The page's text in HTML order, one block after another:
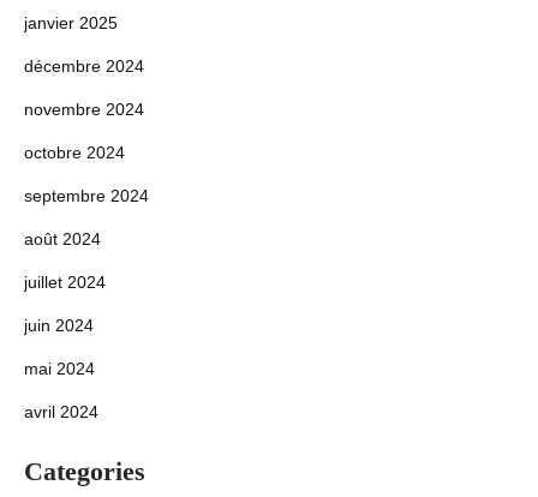
janvier 2025
décembre 2024
novembre 2024
octobre 2024
septembre 2024
août 2024
juillet 2024
juin 2024
mai 2024
avril 2024
Categories